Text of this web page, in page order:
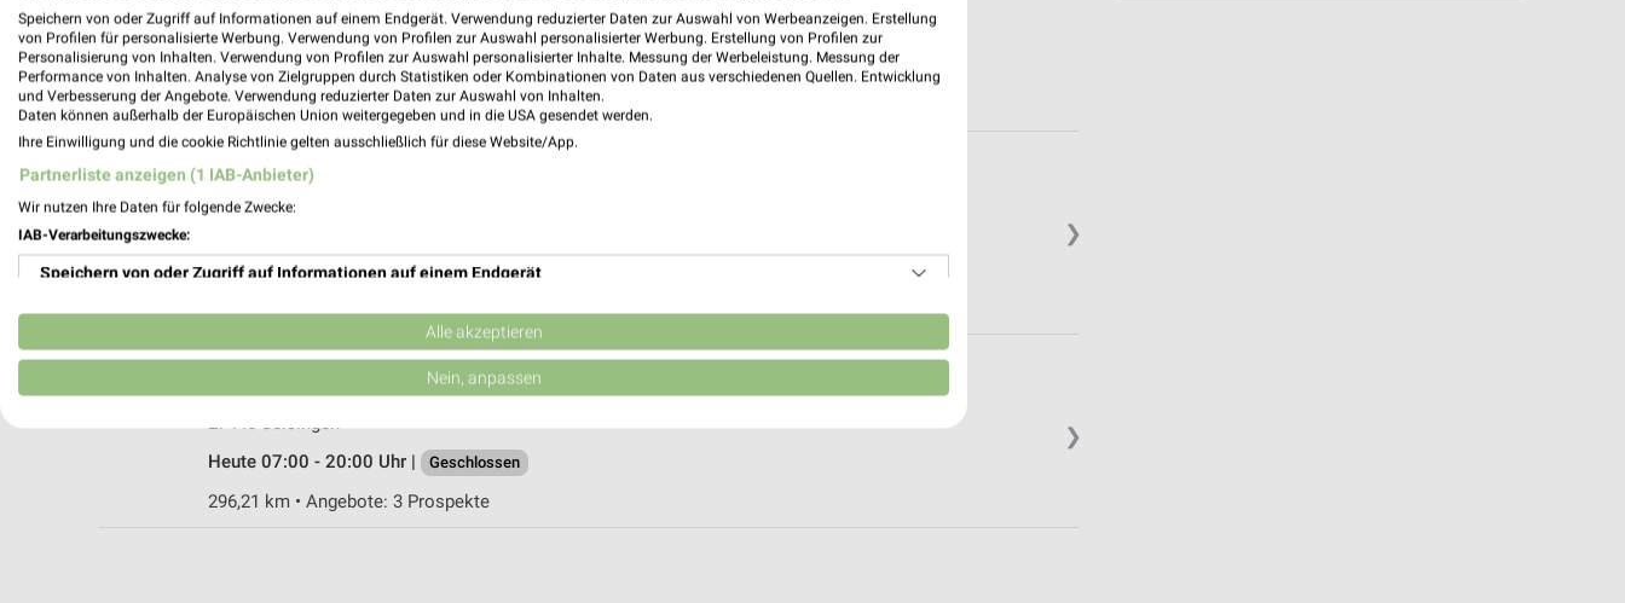
❯
ALDI Nord Gnarrenburg
27442 Gnarrenburg
Heute 07:00 - 20:00 Uhr | Geschlossen
❯
Netto Marken-Discount Selsingen
Bremervörder Straße 17
27446 Selsingen
Heute 07:00 - 20:00 Uhr |
Geschlossen
296,21 km • Angebote: 3 Prospekte
Speichern von oder Zugriff auf Informationen auf einem Endgerät. Verwendung reduzierter Daten zur Auswahl von Werbeanzeigen. Erstellung
von Profilen für personalisierte Werbung. Verwendung von Profilen zur Auswahl personalisierter Werbung. Erstellung von Profilen zur
Personalisierung von Inhalten. Verwendung von Profilen zur Auswahl personalisierter Inhalte. Messung der Werbeleistung. Messung der
Performance von Inhalten. Analyse von Zielgruppen durch Statistiken oder Kombinationen von Daten aus verschiedenen Quellen. Entwicklung
und Verbesserung der Angebote. Verwendung reduzierter Daten zur Auswahl von Inhalten.
Daten können außerhalb der Europäischen Union weitergegeben und in die USA gesendet werden.
Ihre Einwilligung und die cookie Richtlinie gelten ausschließlich für diese Website/App.
Partnerliste anzeigen (1 IAB-Anbieter)
Wir nutzen Ihre Daten für folgende Zwecke:
IAB-Verarbeitungszwecke:
Speichern von oder Zugriff auf Informationen auf einem Endgerät
Verwendung reduzierter Daten zur Auswahl von Werbeanzeigen
Erstellung von Profilen für personalisierte Werbung
Erstellung von Profilen zur Personalisierung von Inhalten
Alle akzeptieren
Nein, anpassen